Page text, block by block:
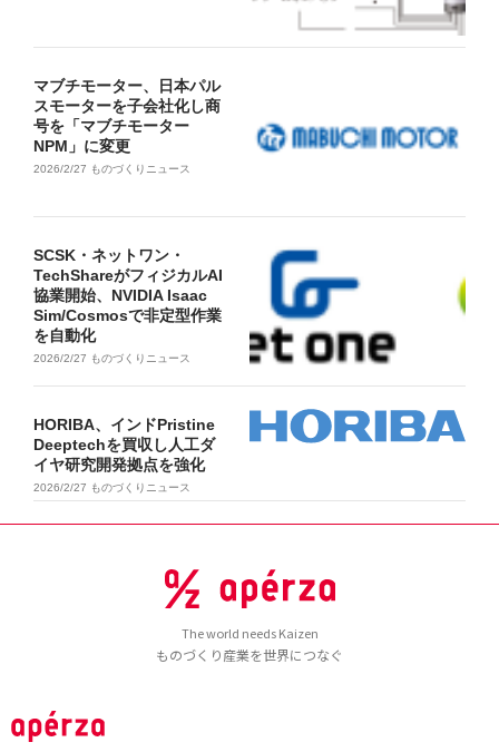
マブチモーター、日本パル
スモーターを子会社化し商
号を「マブチモーター
NPM」に変更
2026/2/27 ものづくりニュース
SCSK・ネットワン・
TechShareがフィジカルAI
協業開始、NVIDIA Isaac
Sim/Cosmosで非定型作業
を自動化
2026/2/27 ものづくりニュース
HORIBA、インドPristine
Deeptechを買収し人工ダ
イヤ研究開発拠点を強化
2026/2/27 ものづくりニュース
The world needs Kaizen
ものづくり産業を世界につなぐ